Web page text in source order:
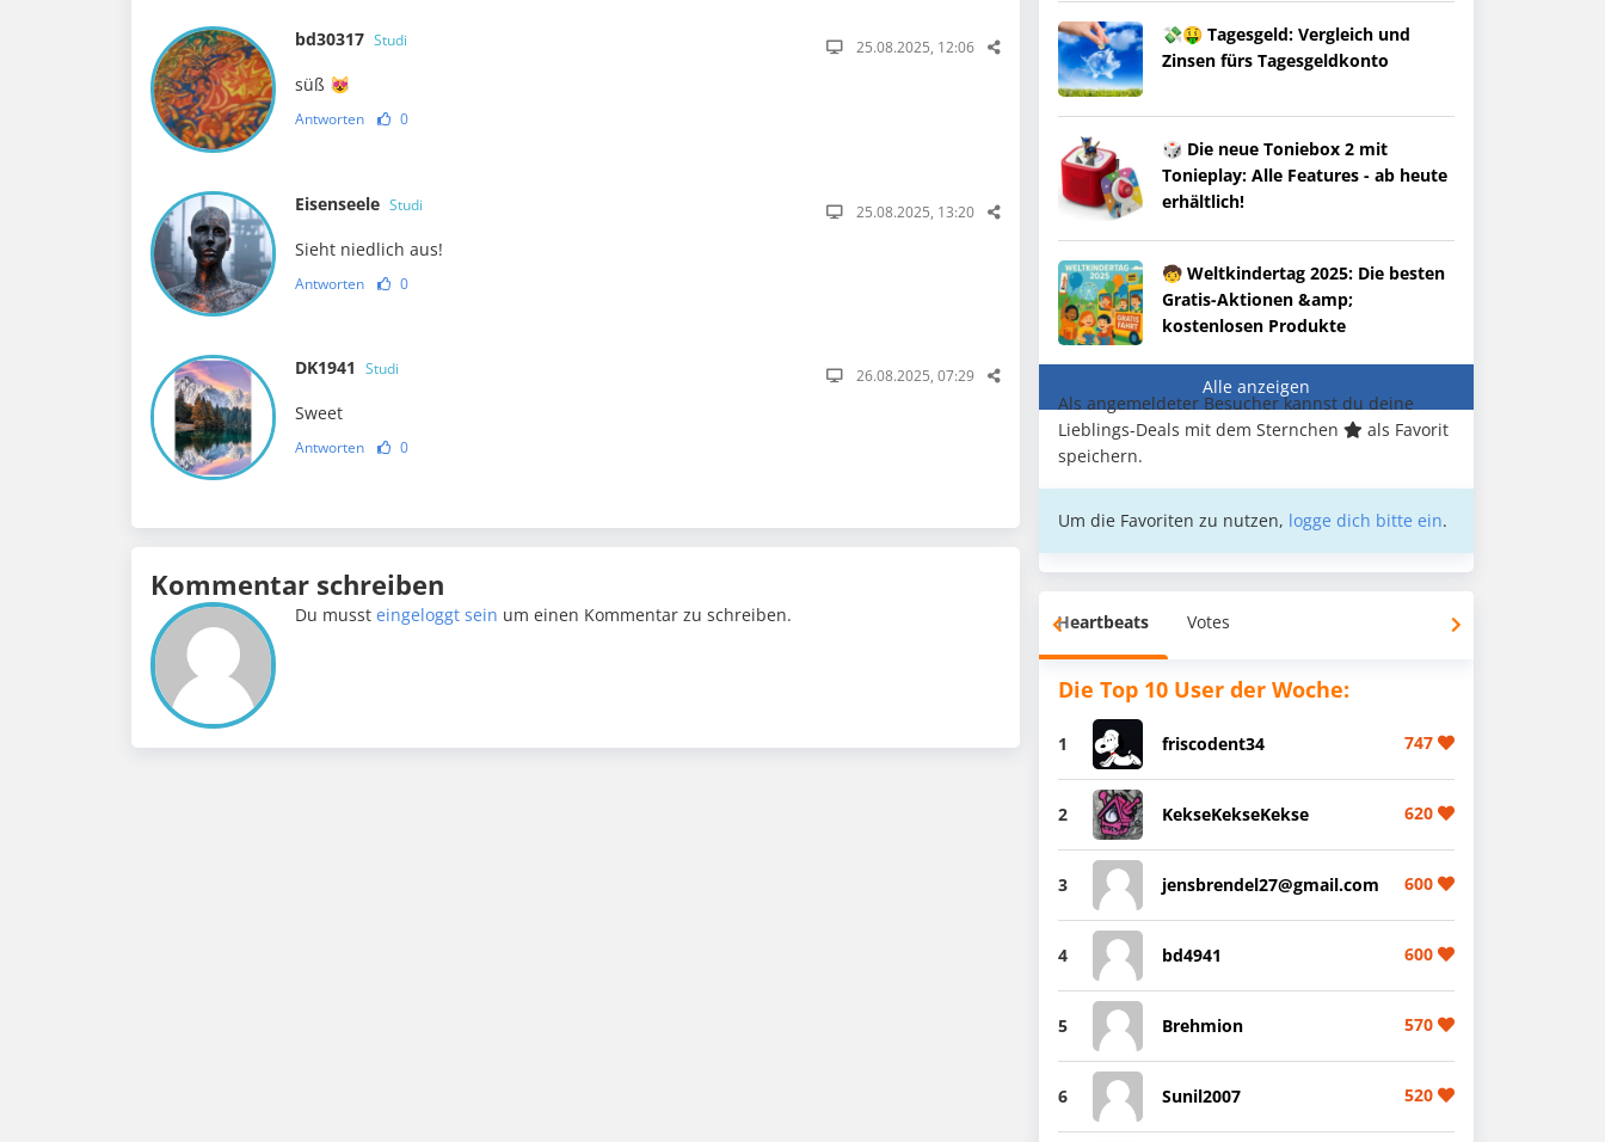
bd30317 Studi 25.08.2025, 12:06
süß 😻
Antworten 0
Eisenseele Studi 25.08.2025, 13:20
Sieht niedlich aus!
Antworten 0
DK1941 Studi 26.08.2025, 07:29
Sweet
Antworten 0
Kommentar schreiben
Du mussteingeloggt sein um einen Kommentar zu schreiben.
💸🤑 Tagesgeld: Vergleich und
Zinsen fürs Tagesgeldkonto
🎲 Die neue Toniebox 2 mit
Tonieplay: Alle Features - ab heute
erhältlich!
🧒 Weltkindertag 2025: Die besten
Gratis-Aktionen &amp;
kostenlosen Produkte
Alle anzeigen
Als angemeldeter Besucher kannst du deine
Lieblings-Deals mit dem Sternchen
als Favorit
speichern.
Um die Favoriten zu nutzen, logge dich bitte ein.
Heartbeats Votes
Die Top 10 User der Woche:
1 friscodent34 747
2 KekseKekseKekse 620
3 jensbrendel27@gmail.com 600
4 bd4941 600
5 Brehmion 570
6 Sunil2007 520